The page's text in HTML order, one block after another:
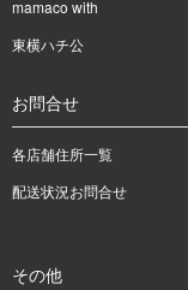
mamaco with
東横ハチ公
お問合せ
各店舗住所一覧
配送状況お問合せ
その他